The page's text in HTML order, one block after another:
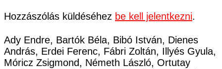
Hozzászólás küldéséhez be kell jelentkezni.
Ady Endre, Bartók Béla, Bibó István, Dienes
András, Erdei Ferenc, Fábri Zoltán, Illyés Gyula,
Móricz Zsigmond, Németh László, Ortutay